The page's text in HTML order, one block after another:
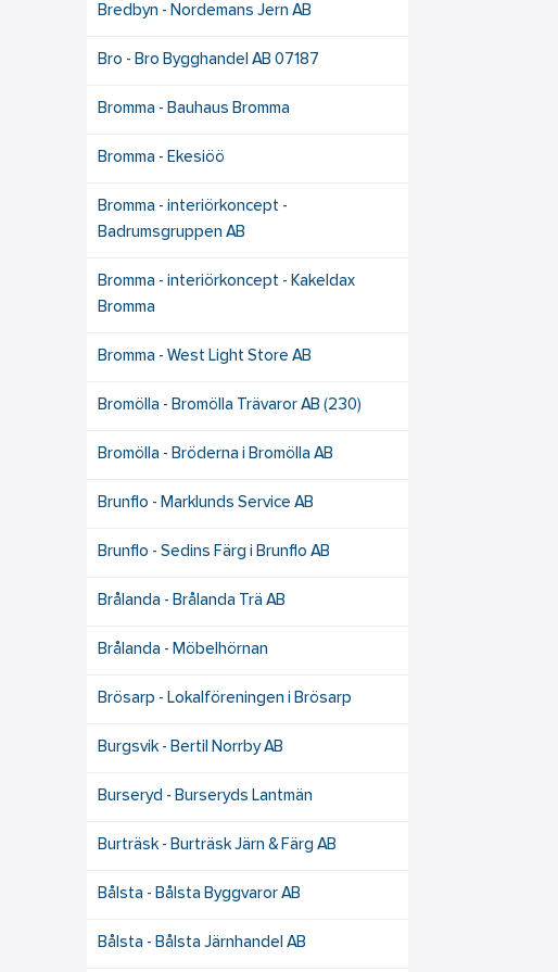
Bredbyn - Nordemans Jern AB
Bro - Bro Bygghandel AB 07187
Bromma - Bauhaus Bromma
Bromma - Ekesiöö
Bromma - interiörkoncept -
Badrumsgruppen AB
Bromma - interiörkoncept - Kakeldax
Bromma
Bromma - West Light Store AB
Bromölla - Bromölla Trävaror AB (230)
Bromölla - Bröderna i Bromölla AB
Brunflo - Marklunds Service AB
Brunflo - Sedins Färg i Brunflo AB
Brålanda - Brålanda Trä AB
Brålanda - Möbelhörnan
Brösarp - Lokalföreningen i Brösarp
Burgsvik - Bertil Norrby AB
Burseryd - Burseryds Lantmän
Burträsk - Burträsk Järn & Färg AB
Bålsta - Bålsta Byggvaror AB
Bålsta - Bålsta Järnhandel AB